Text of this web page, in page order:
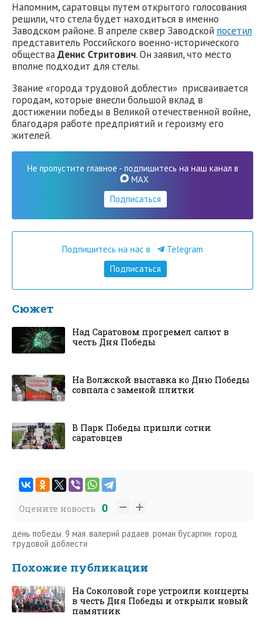
Напомним, саратовцы путем открытого голосования
решили, что стела будет находиться в именно
Заводском районе. В апреле сквер Заводской посетил
представитель Российского военно-исторического
обществаДенис Стритович. Он заявил, что место
вполне подходит для стелы.
Звание «города трудовой доблести» присваивается
городам, которые внесли большой вклад в
достижении победы в Великой отечественной войне,
благодаря работе предприятий и героизму его
жителей.
Не пропустите главное - подпишитесь на наш канал в
MAX
Подписаться
Подпишитесь на нас в
Telegram
Подписаться
Сюжет
Над Саратовом прогремел салют в
честь Дня Победы
На Волжской выставка ко Дню Победы
совпала с заменой плитки
В Парк Победы пришли сотни
саратовцев
Оцените новость 0
день победы, 9 мая,валерий радаев,роман бусаргин,город
трудовой доблести
Похожие публикации
На Соколовой горе устроили концерты
в честь Дня Победы и открыли новый
памятник